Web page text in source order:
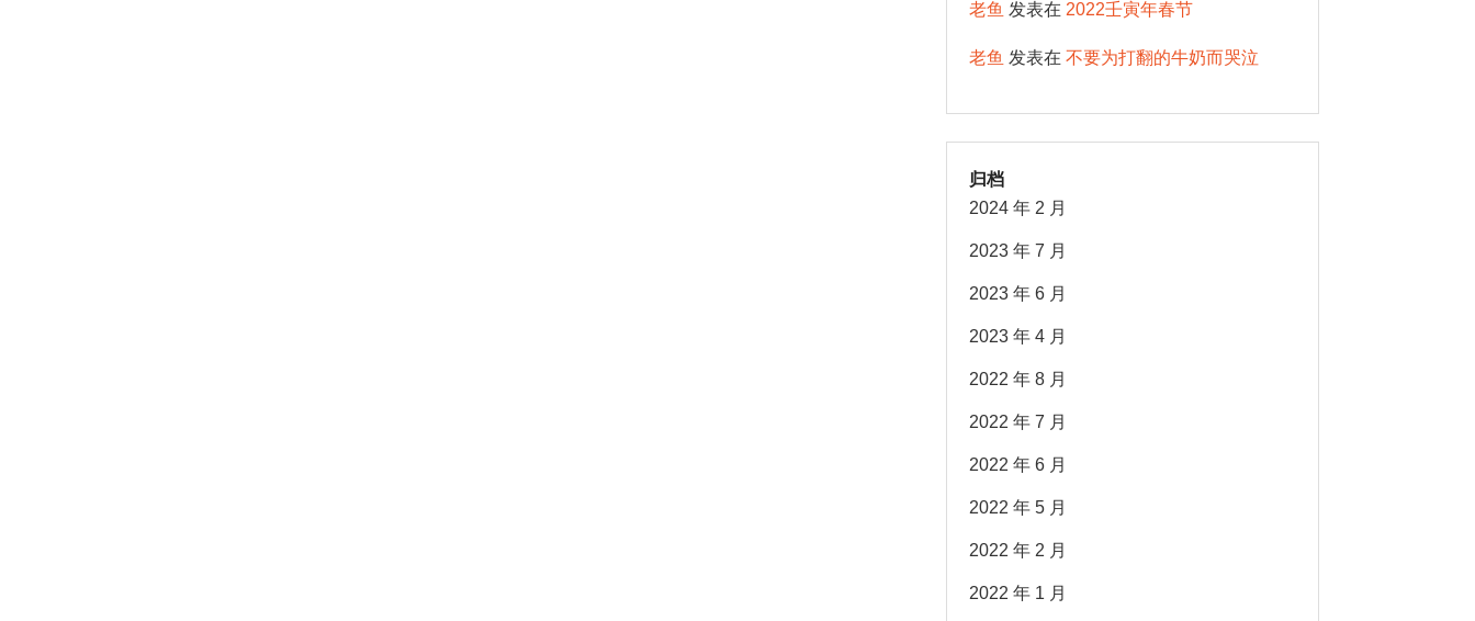
老鱼 发表在 2022壬寅年春节
老鱼 发表在 不要为打翻的牛奶而哭泣
归档
2024 年 2 月
2023 年 7 月
2023 年 6 月
2023 年 4 月
2022 年 8 月
2022 年 7 月
2022 年 6 月
2022 年 5 月
2022 年 2 月
2022 年 1 月